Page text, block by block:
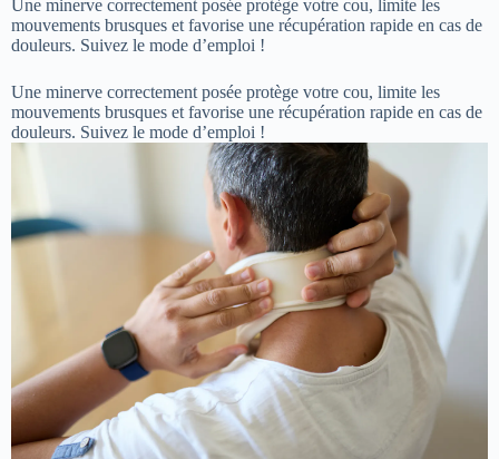
Une minerve correctement posée protège votre cou, limite les
mouvements brusques et favorise une récupération rapide en cas de
douleurs. Suivez le mode d’emploi !
Une minerve correctement posée protège votre cou, limite les
mouvements brusques et favorise une récupération rapide en cas de
douleurs. Suivez le mode d’emploi !